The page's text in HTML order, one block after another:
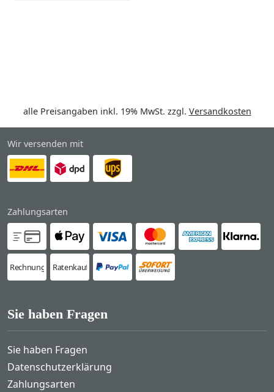
alle Preisangaben inkl. 19% MwSt. zzgl. Versandkosten
Wir versenden mit
Zahlungsarten
Rechnung Ratenkauf
Sie haben Fragen
Sie haben Fragen
Datenschutzerklärung
Zahlungsarten